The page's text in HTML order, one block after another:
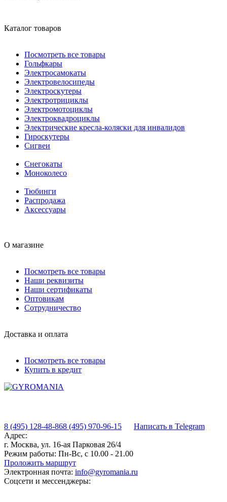
Каталог товаров
Посмотреть все товары
Гольфкары
Электросамокаты
Электровелосипеды
Электроскутеры
Электротрициклы
Электромотоциклы
Электроквадроциклы
Электрические кресла-коляски для инвалидов
Гироскутеры
Сигвеи
Снегокаты
Моноколесо
Тюбинги
Распродажа
Аксессуары
О магазине
Посмотреть все товары
Наши реквизиты
Наши сертификаты
Оптовикам
Сотрудничество
Доставка и оплата
Посмотреть все товары
Купить в кредит
8 (495) 128-48-868 (495) 970-96-15
Написать в Telegram
Адрес:
г. Москва, ул. 16-ая Парковая 26/4
Режим работы: Пн-Вс, с 10.00 - 21.00
Проложить маршрут
Электронная почта: info@gyromania.ru
Соцсети и мессенджеры: